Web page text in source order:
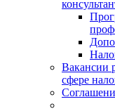
Вакансии
сфере